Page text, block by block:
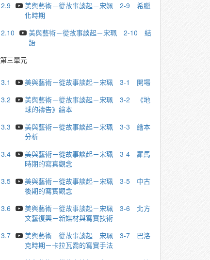
2.9
美與藝術－從故事談起－宋姵 2-9 希臘
化時期
2.10
美與藝術－從故事談起－宋珮 2-10 結
語
第三單元
3.1
美與藝術－從故事談起－宋珮 3-1 開場
3.2
美與藝術－從故事談起－宋珮 3-2 《地
球的禱告》繪本
3.3
美與藝術－從故事談起－宋珮 3-3 繪本
分析
3.4
美與藝術－從故事談起－宋珮 3-4 羅馬
時期的寫真觀念
3.5
美與藝術－從故事談起－宋珮 3-5 中古
後期的寫實觀念
3.6
美與藝術－從故事談起－宋珮 3-6 北方
文藝復興－新媒材與寫實技術
3.7
美與藝術－從故事談起－宋珮 3-7 巴洛
克時期－卡拉⽡喬的寫實⼿法